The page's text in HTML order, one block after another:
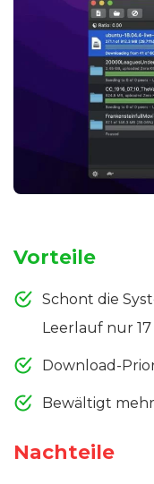
Vorteile
Schont die
Leerlauf nur 17
Download-
Bewältigt
Nachteile